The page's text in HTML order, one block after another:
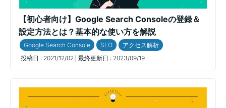
【初心者向け】Google Search Consoleの登録＆
設定方法とは？基本的な使い方を解説
Google Search Console SEO
アクセス解析
投稿日 : 2021/12/02 最終更新日 : 2023/09/19